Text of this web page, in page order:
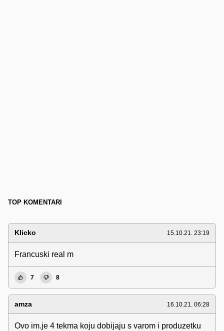
TOP KOMENTARI
Klicko 15.10.21. 23:19
Francuski real m
7 8
amza 16.10.21. 06:28
Ovo im.je 4 tekma koju dobijaju s varom i produzetku